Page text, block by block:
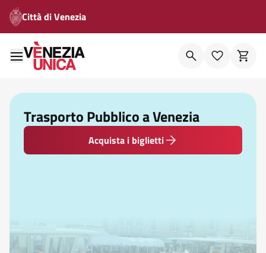
Città di Venezia
Trasporto Pubblico a Venezia
Acquista i biglietti